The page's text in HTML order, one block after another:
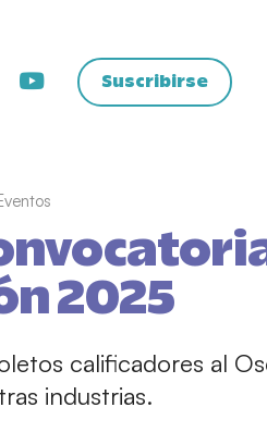
Suscribirse
2025
calificadores al
industrias.